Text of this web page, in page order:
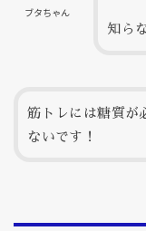
ブタちゃん
知ら
筋トレには糖質が
ないです！